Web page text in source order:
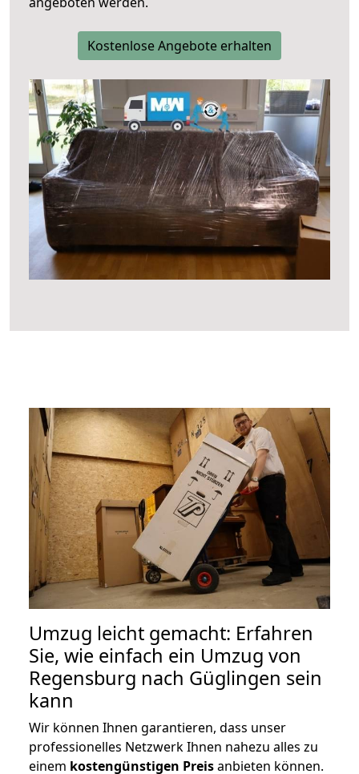
Kostenlose Angebote erhalten
Umzug leicht gemacht: Erfahren
Sie, wie einfach ein Umzug von
Regensburg nach Güglingen sein
kann
Wir können Ihnen garantieren, dass unser
professionelles Netzwerk Ihnen nahezu alles zu
einem kostengünstigen Preisanbieten können.